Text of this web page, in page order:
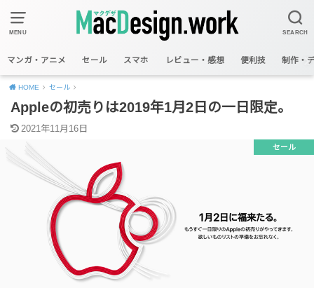
MENU SEARCH
マンガ・アニメ セール スマホ レビュー・感想 便利技 制作・
HOME セール
Appleの初売りは2019年1月2日の一日限定。
2021年11月16日
セール